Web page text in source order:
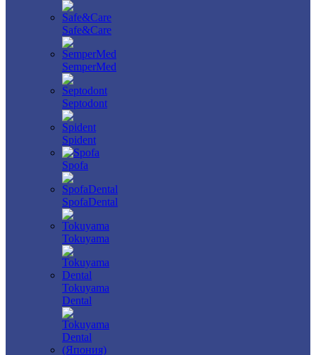
Safe&Care
SemperMed
Septodont
Spident
Spofa
SpofaDental
Tokuyama
Tokuyama
Dental